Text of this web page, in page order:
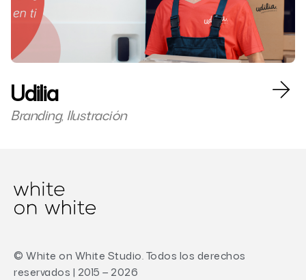
Udilia
Branding, Ilustración
© White on White Studio. Todos los derechos
reservados | 2015 – 2026